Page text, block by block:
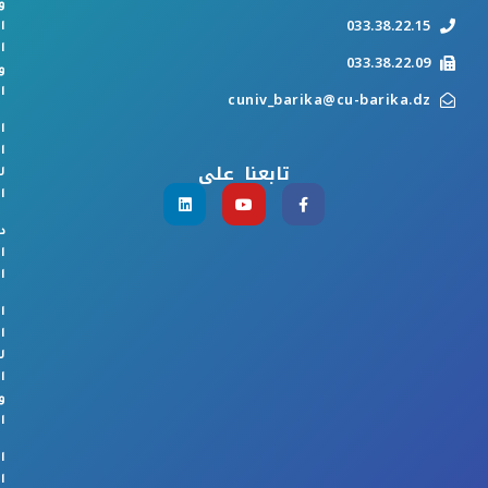
033.38.22.15
033.38.22.09
cuniv_barika@cu-barika.dz
تابعنا على